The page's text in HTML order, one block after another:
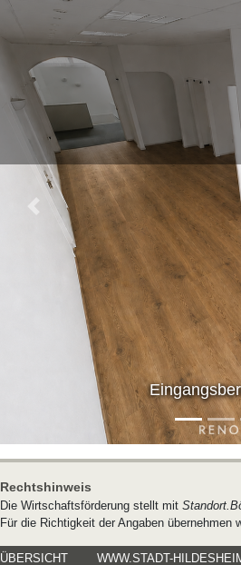
zurück
Rechtshinweis
Die Wirtschaftsförderung stellt mit
Für die Richtigkeit der Angaben übernehmen
ÜBERSICHT WWW.STADT-